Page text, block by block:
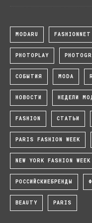
MODARU FASHIONNET
PHOTOPLAY
СОБЫТИЯ MODA
НОВОСТИ НЕДЕЛИ
FASHION СТАТЬИ
PARIS FASHION WEEK
NEW YORK FASHION WEEK
РОССИЙСКИЕБРЕНДЫ
BEAUTY PARIS